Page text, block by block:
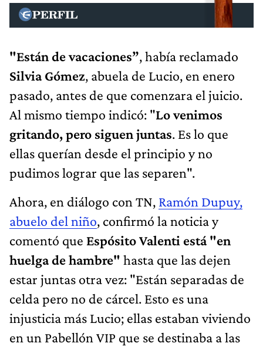
"Están de vacaciones”, había reclamado
Silvia Gómez, abuela de Lucio, en enero
pasado, antes de que comenzara el juicio.
Al mismo tiempo indicó: "Lo venimos
gritando, pero siguen juntas. Es lo que
ellas querían desde el principio y no
pudimos lograr que las separen".
Ahora, en diálogo con TN, Ramón Dupuy,
abuelo del niño, confirmó la noticia y
comentó que Espósito Valenti está "en
huelga de hambre" hasta que las dejen
estar juntas otra vez: "Están separadas de
celda pero no de cárcel. Esto es una
injusticia más Lucio; ellas estaban viviendo
en un Pabellón VIP que se destinaba a las